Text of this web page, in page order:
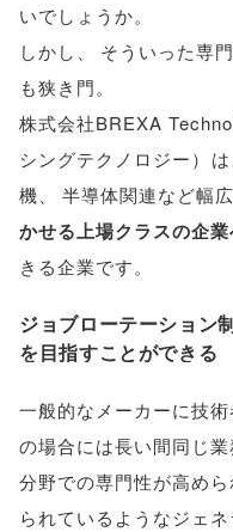
いでしょうか。
しかし
そういった専
も狭き門。
株式会社BREXA
シングテクノロジー） は
機
半導体関連など幅
かせる上場クラスの企
きる企業です。
ジョブローテーション
を目指すことができる
一般的なメーカーに技
の場合には長い間同じ
分野での専門性が高め
られているようなジェ